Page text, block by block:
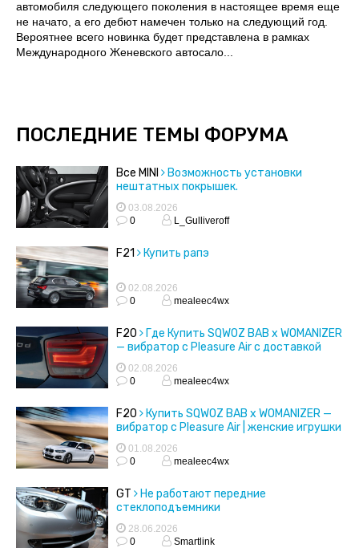
автомобиля следующего поколения в настоящее время еще
не начато, а его дебют намечен только на следующий год.
Вероятнее всего новинка будет представлена в рамках
Международного Женевского автосало...
ПОСЛЕДНИЕ ТЕМЫ ФОРУМА
Все MINI
Возможность установки
нештатных покрышек.
03.08.2026
0
L_Gulliveroff
F21 Купить рапэ
02.08.2026
0
mealeec4wx
F20
Где Купить SQWOZ BAB x WOMANIZER
— вибратор с Pleasure Air с доставкой
02.08.2026
0
mealeec4wx
F20
Купить SQWOZ BAB x WOMANIZER —
вибратор с Pleasure Air | женские игрушки
01.08.2026
0
mealeec4wx
GT
Не работают передние
стеклоподъемники
28.06.2026
0
Smartlink